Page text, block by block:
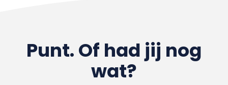
Punt. Of had jij nog
wat?